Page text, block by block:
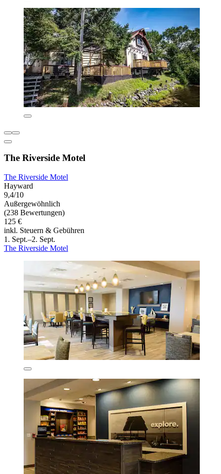
The Riverside Motel
The Riverside Motel
Hayward
9,4/10
Außergewöhnlich
(238 Bewertungen)
125 €
inkl. Steuern & Gebühren
1. Sept.–2. Sept.
The Riverside Motel